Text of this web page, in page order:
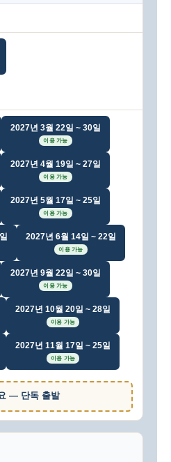
2027년 3월 22일 ~ 30일
이용 가능
2027년 4월 19일 ~ 27일
이용 가능
2027년 5월 17일 ~ 25일
이용 가능
2027년 6월 14일 ~ 22일
이용 가능
2027년 9월 22일 ~ 30일
이용 가능
2027년 10월 20일 ~ 28일
이용 가능
2027년 11월 17일 ~ 25일
이용 가능
— 단독 출발